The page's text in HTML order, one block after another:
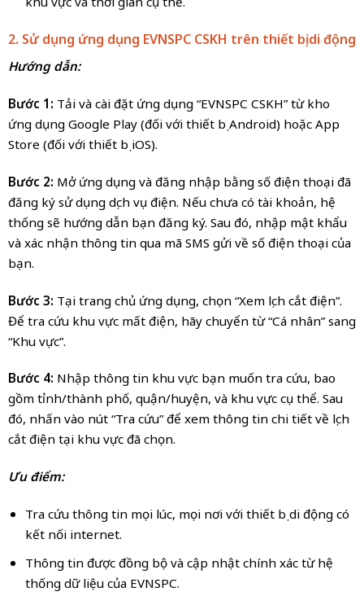
2. Sử dụng ứng dụng EVNSPC CSKH trên thiết bị di động
Hướng dẫn:
Bước 1: Tải và cài đặt ứng dụng “EVNSPC CSKH” từ kho
ứng dụng Google Play (đối với thiết bị Android) hoặc App
Store (đối với thiết bị iOS).
Bước 2: Mở ứng dụng và đăng nhập bằng số điện thoại đã
đăng ký sử dụng dịch vụ điện. Nếu chưa có tài khoản, hệ
thống sẽ hướng dẫn bạn đăng ký. Sau đó, nhập mật khẩu
và xác nhận thông tin qua mã SMS gửi về số điện thoại của
bạn.
Bước 3: Tại trang chủ ứng dụng, chọn “Xem lịch cắt điện”.
Để tra cứu khu vực mất điện, hãy chuyển từ “Cá nhân” sang
“Khu vực”.
Bước 4: Nhập thông tin khu vực bạn muốn tra cứu, bao
gồm tỉnh/thành phố, quận/huyện, và khu vực cụ thể. Sau
đó, nhấn vào nút “Tra cứu” để xem thông tin chi tiết về lịch
cắt điện tại khu vực đã chọn.
Ưu điểm:
Tra cứu thông tin mọi lúc, mọi nơi với thiết bị di động có
kết nối internet.
Thông tin được đồng bộ và cập nhật chính xác từ hệ
thống dữ liệu của EVNSPC.